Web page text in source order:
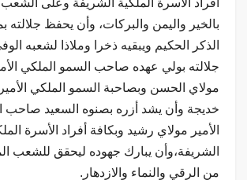
أفراد الأسرة الملكية الشريفة وعلى
بالخير واليمن والبركات، وأن يحفظ جلالته
الذكر الحكيم ويبقيه ذخرا وملاذا لشعبه
جلالته بولي عهده صاحب السمو الملكي
مولاي الحسن وبصاحبة السمو الملكي
خديجة وأن يشد أزره بصنوه السعيد صاحب
الأمير مولاي رشيد وبكافة أفراد الأسرة
الشريفة،وأن يبارك جهوده ليحقق للشعب
من الرقي والنماء والازدهار.